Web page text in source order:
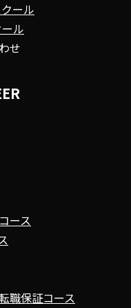
ール
ル
せ
ース
職保証コース